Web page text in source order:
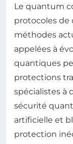
Le quantum
protocoles de
méthodes
appelées à
quantiques
protections
spécialistes à
sécurité
artificielle et
protection